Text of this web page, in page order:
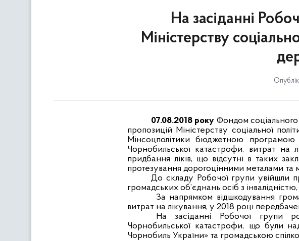
На засіданні
Міністерству
07.08.2018 року Фондом соціального
пропозицій Міністерству соціальної
Мінсоцполітики бюджетною програмою
Чорнобильської катастрофи, витрат на
придбання ліків, що відсутні в таких
протезування дорогоцінними металами та
До складу Робочої групи увійшли
громадських об’єднань осіб з інвалідністю,
За напрямком відшкодування
витрат на лікування, у 2018 році
На засіданні Робочої групи
Чорнобильської катастрофи, що були
Чорнобиль України» та громадською